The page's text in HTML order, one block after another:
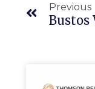
Previous